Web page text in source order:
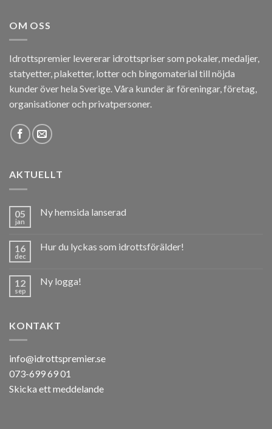
OM OSS
Idrottspremier levererar idrottspriser som pokaler, medaljer,
statyetter, plaketter, lotter och bingomaterial till nöjda
kunder över hela Sverige. Våra kunder är föreningar, företag,
organisationer och privatpersoner.
AKTUELLT
05
jan
Ny hemsida lanserad
16
dec
Hur du lyckas som idrottsförälder!
12
sep
Ny logga!
KONTAKT
info@idrottspremier.se
073-699 69 01
Skicka ett meddelande